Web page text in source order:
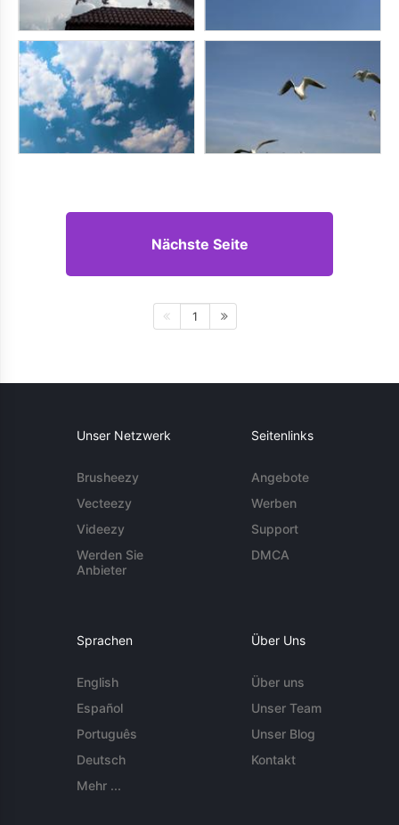
Nächste Seite
1
Unser Netzwerk
Brusheezy
Vecteezy
Videezy
Werden Sie
Anbieter
Seitenlinks
Angebote
Werben
Support
DMCA
Sprachen
English
Español
Português
Deutsch
Mehr ...
Über Uns
Über uns
Unser Team
Unser Blog
Kontakt